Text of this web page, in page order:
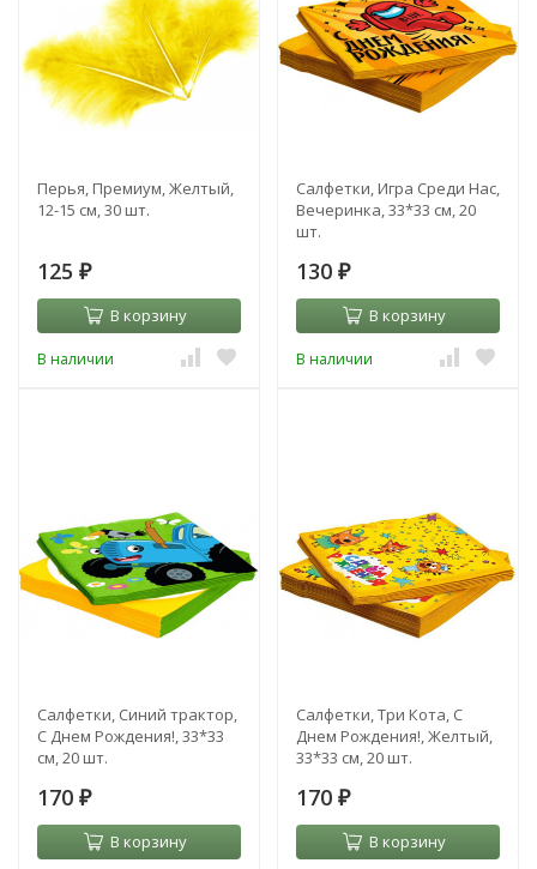
Перья, Премиум, Желтый,
12-15 см, 30 шт.
125 ₽
В корзину
В наличии
Салфетки, Игра Среди Нас,
Вечеринка, 33*33 см, 20
шт.
130 ₽
В корзину
В наличии
Салфетки, Синий трактор,
С Днем Рождения!, 33*33
см, 20 шт.
170 ₽
В корзину
Салфетки, Три Кота, С
Днем Рождения!, Желтый,
33*33 см, 20 шт.
170 ₽
В корзину